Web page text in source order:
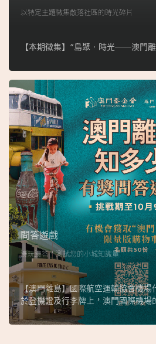
以特定主題徵集散落社區的時光碎片
【本期徵集】“島聚‧時光──澳門
問答遊戲
邊玩邊答，測試您的小城知識量
【澳門離島】國際航空運輸協會機場
於登機證及行李牌上，澳門國際機場